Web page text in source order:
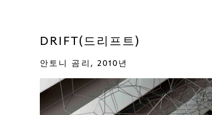
DRIFT(드리프트)
안토니 곰리, 2010년